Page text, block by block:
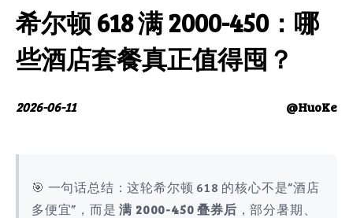
希尔顿 618 满 2000-450：哪
些酒店套餐真正值得囤？
2026-06-11 @HuoKe
🎯 一句话总结：这轮希尔顿 618 的核心不是“酒店
多便宜”，而是满 2000-450 叠券后 ，部分暑期、